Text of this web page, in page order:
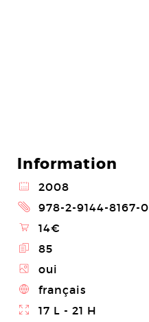
Information
@ 2008
2 978-2-9144-8167-0
\ 14€
E 85
Z oui
4 français
} 17 L - 21 H